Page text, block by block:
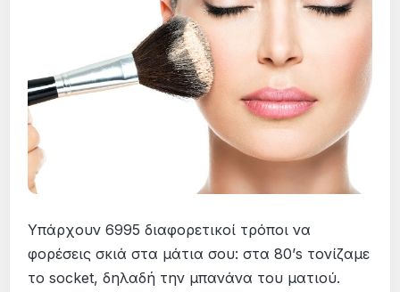
Υπάρχουν 6995 διαφορετικοί τρόποι να
φορέσεις σκιά στα μάτια σου: στα 80’s τονίζαμε
το socket, δηλαδή την μπανάνα του ματιού.